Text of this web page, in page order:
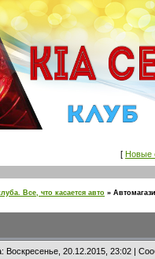
[ Новые
Все, что касается авто »
Воскресенье, 20.12.2015, 23:02 |